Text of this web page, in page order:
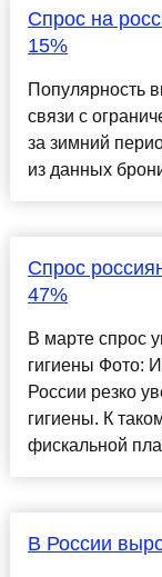
Спрос на
15%
Популярность
связи с
за зимний
из данных
Спрос
47%
В марте спрос
гигиены Фото:
России резко
гигиены. К
фискальной
В России